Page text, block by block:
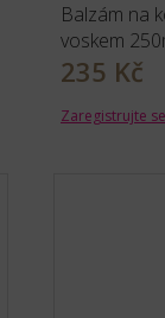
Balzám na
voskem
235 Kč
Zaregistrujte se